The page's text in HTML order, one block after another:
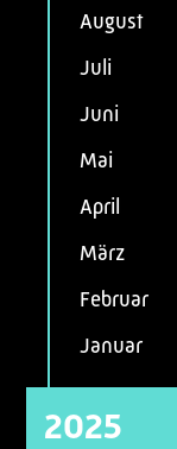
August
Juli
Juni
Mai
April
März
Februar
Januar
2025